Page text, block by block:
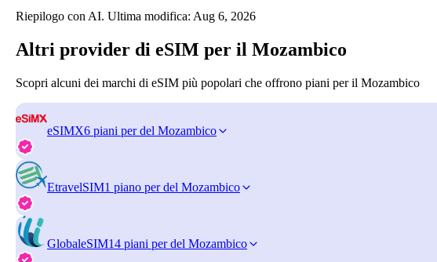
Riepilogo con AI. Ultima modifica: Aug 6, 2026
Altri provider di eSIM per il Mozambico
Scopri alcuni dei marchi di eSIM più popolari che offrono piani per il Mozambico
eSIMX6 piani per del Mozambico
EtravelSIM1 piano per del Mozambico
GlobaleSIM14 piani per del Mozambico